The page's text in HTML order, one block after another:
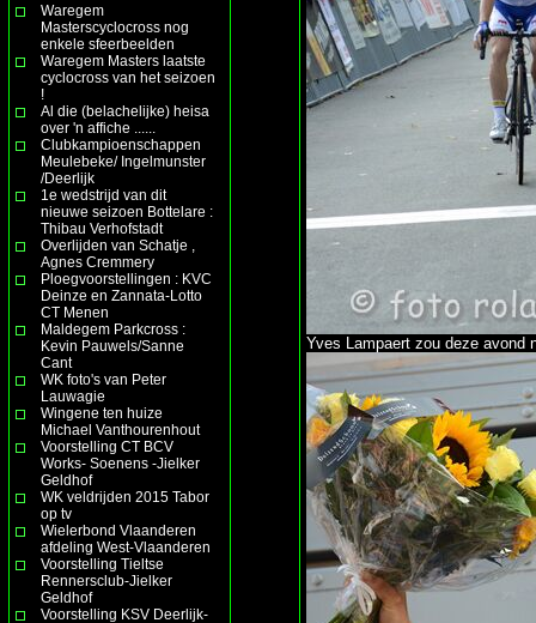
Waregem
Masterscyclocross nog
enkele sfeerbeelden
Waregem Masters laatste
cyclocross van het seizoen
!
Al die (belachelijke) heisa
over 'n affiche ......
Clubkampioenschappen
Meulebeke/ Ingelmunster
/Deerlijk
1e wedstrijd van dit
nieuwe seizoen Bottelare :
Thibau Verhofstadt
Overlijden van Schatje ,
Agnes Cremmery
Ploegvoorstellingen : KVC
Deinze en Zannata-Lotto
CT Menen
Maldegem Parkcross :
Kevin Pauwels/Sanne
Cant
WK foto's van Peter
Lauwagie
Wingene ten huize
Michael Vanthourenhout
Voorstelling CT BCV
Works- Soenens -Jielker
Geldhof
WK veldrijden 2015 Tabor
op tv
Wielerbond Vlaanderen
afdeling West-Vlaanderen
Voorstelling Tieltse
Rennersclub-Jielker
Geldhof
Voorstelling KSV Deerlijk-
Yves Lampaert zou deze avond